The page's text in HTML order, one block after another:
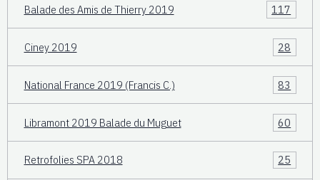
Balade des Amis de Thierry 2019 117
Ciney 2019 28
National France 2019 (Francis C.) 83
Libramont 2019 Balade du Muguet 60
Retrofolies SPA 2018 25